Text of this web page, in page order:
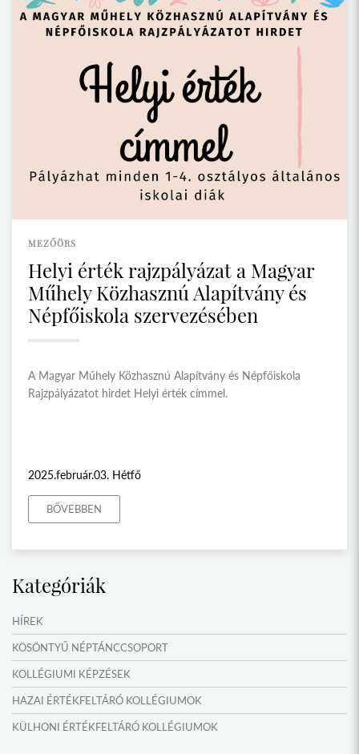
MEZŐÖRS
Helyi érték rajzpályázat a Magyar
Műhely Közhasznú Alapítvány és
Népfőiskola szervezésében
A Magyar Műhely Közhasznú Alapítvány és Népfőiskola
Rajzpályázatot hirdet Helyi érték címmel.
2025.február.03. Hétfő
BŐVEBBEN
Kategóriák
HÍREK
KÖSÖNTYŰ NÉPTÁNCCSOPORT
KOLLÉGIUMI KÉPZÉSEK
HAZAI ÉRTÉKFELTÁRÓ KOLLÉGIUMOK
KÜLHONI ÉRTÉKFELTÁRÓ KOLLÉGIUMOK